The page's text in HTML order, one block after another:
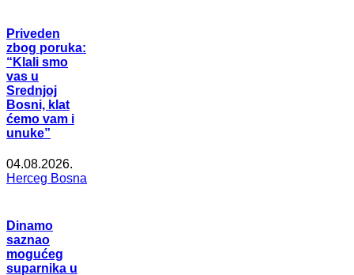
Priveden
zbog poruka:
“Klali smo
vas u
Srednjoj
Bosni, klat
ćemo vam i
unuke”
04.08.2026.
Herceg Bosna
Dinamo
saznao
mogućeg
suparnika u